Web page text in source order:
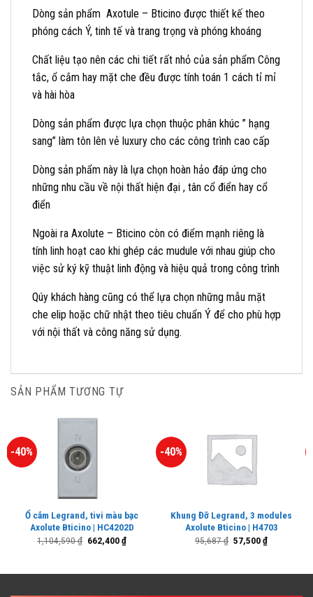
Dòng sản phẩm Axotule – Bticino được thiết kế theo
phóng cách Ý, tinh tế và trang trọng và phóng khoáng
Chất liệu tạo nên các chi tiết rất nhỏ của sản phẩm Công
tắc, ổ cắm hay mặt che đều được tính toán 1 cách tỉ mỉ
và hài hòa
Dòng sản phẩm được lựa chọn thuộc phân khúc ” hạng
sang” làm tôn lên vẻ luxury cho các công trình cao cấp
Dòng sản phẩm này là lựa chọn hoàn hảo đáp ứng cho
những nhu cầu về nội thất hiện đại , tân cổ điển hay cổ
điển
Ngoài ra Axolute – Bticino còn có điểm mạnh riêng là
tính linh hoạt cao khi ghép các mudule với nhau giúp cho
việc sử ký kỹ thuật linh động và hiệu quả trong công trình
Qúy khách hàng cũng có thể lựa chọn những mẫu mặt
che elip hoặc chữ nhật theo tiêu chuẩn Ý để cho phù hợp
với nội thất và công năng sử dụng.
SẢN PHẨM TƯƠNG TỰ
-40%
Ổ cắm Legrand, tivi màu bạc
Axolute Bticino | HC4202D
1,104,590₫ Giá
662,400₫Giá
662,400 ₫.
-40%
Khung Đỡ Legrand, 3 modules
Axolute Bticino | H4703
95,687₫ Giá
gốc
57,500₫Giá
57,500 ₫.